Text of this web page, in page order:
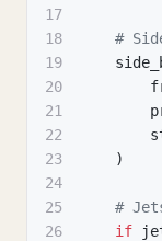
17
18
#
19
20
21
22
23
)
24
25
#
26
if